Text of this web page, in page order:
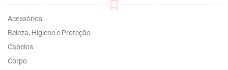
Acessórios
Beleza, Higiene e Proteção
Cabelos
Corpo